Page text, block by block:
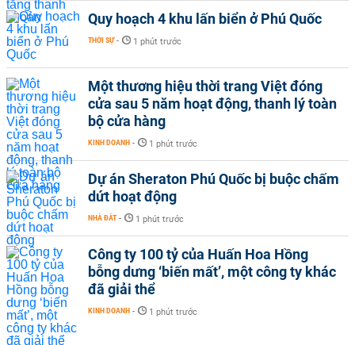
Quy hoạch 4 khu lấn biển ở Phú Quốc
THỜI SỰ - 1 phút trước
Một thương hiệu thời trang Việt đóng
cửa sau 5 năm hoạt động, thanh lý toàn
bộ cửa hàng
KINH DOANH - 1 phút trước
Dự án Sheraton Phú Quốc bị buộc chấm
dứt hoạt động
NHÀ ĐẤT - 1 phút trước
Công ty 100 tỷ của Huấn Hoa Hồng
bỗng dưng ‘biến mất’, một công ty khác
đã giải thể
KINH DOANH - 1 phút trước